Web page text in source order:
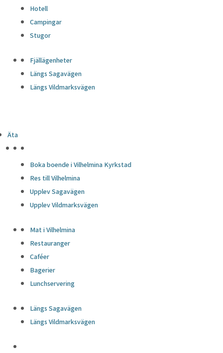
Hotell
Campingar
Stugor
Fjällägenheter
Längs Sagavägen
Längs Vildmarksvägen
Äta
Boka boende i Vilhelmina Kyrkstad
Res till Vilhelmina
Upplev Sagavägen
Upplev Vildmarksvägen
Mat i Vilhelmina
Restauranger
Caféer
Bagerier
Lunchservering
Längs Sagavägen
Längs Vildmarksvägen